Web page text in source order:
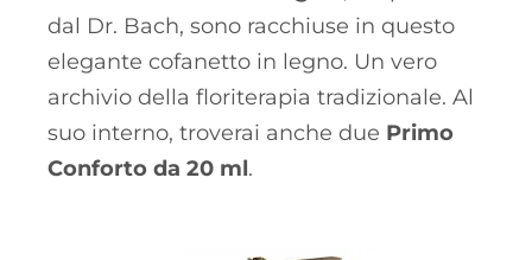
dal Dr. Bach, sono racchiuse in questo
elegante cofanetto in legno. Un vero
archivio della floriterapia tradizionale. Al
suo interno, troverai anche due Primo
Conforto da 20 ml.